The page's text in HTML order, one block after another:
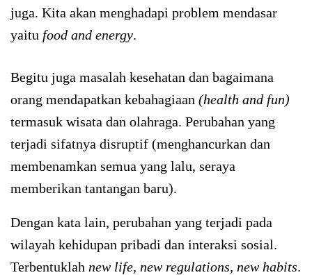
juga. Kita akan menghadapi problem mendasar
yaitu food and energy.
Begitu juga masalah kesehatan dan bagaimana
orang mendapatkan kebahagiaan (health and fun)
termasuk wisata dan olahraga. Perubahan yang
terjadi sifatnya disruptif (menghancurkan dan
membenamkan semua yang lalu, seraya
memberikan tantangan baru).
Dengan kata lain, perubahan yang terjadi pada
wilayah kehidupan pribadi dan interaksi sosial.
Terbentuklah new life, new regulations, new habits.